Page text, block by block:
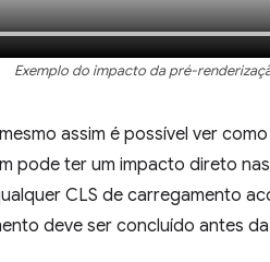
Exemplo do impacto da pré-
assim é possível ver
pode ter um impacto direto nas
CLS de carregamento
deve ser concluído antes